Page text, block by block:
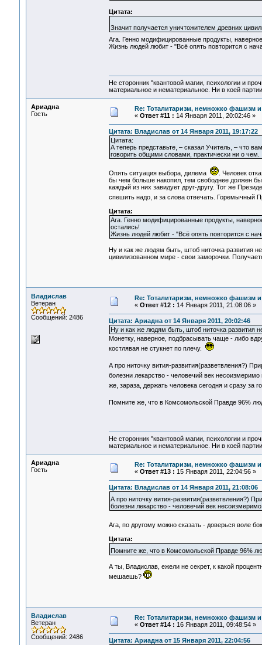
Цитата:
Значит получается уничтожителем древних
Ага. Генно модифицированные продукты,
Жизнь людей любит - "Всё опять повторится с
Не сторонник "квантовой магии, психологии и
материальное и нематериальное. Ни в коей
Ариадна
Гость
Re: Тоталитаризм, немножко фашизм и
« Ответ #11 : 14 Января 2011, 20:02:46 »
Цитата: Владислав от 14 Января 2011, 19:17:22
Цитата:
А теперь представьте, – сказал Учитель, – что
говорить общими словами, практически ни о чем.
Опять ситуация выбора, дилема
. Человек
бы чем больше накопил, тем свободнее должен
каждый из них завидует друг-другу. Тот же
спешить надо, и за слова отвечать. Горемычный
Цитата:
Ага. Генно модифицированные продукты,
остались!
Жизнь людей любит - "Всё опять повторится с
Ну и как же людям быть, штоб ниточка развития
цивилизованном мире - свои заморочки.
Владислав
Ветеран
Сообщений: 2486
Re: Тоталитаризм, немножко фашизм и
« Ответ #12 : 14 Января 2011, 21:08:06 »
Цитата: Ариадна от 14 Января 2011, 20:02:46
Ну и как же людям быть, штоб ниточка развития
Монетку, наверное, подбрасывать чаще - либо
костлявая не стукнет по плечу.
А про ниточку вития-развития(разветвления?)
болезни лекарство - человечий век
же, зараза, держать человека сегодня и сразу за
Помните же, что в Комсомольской Правде 96%
Не сторонник "квантовой магии, психологии и
материальное и нематериальное. Ни в коей
Ариадна
Гость
Re: Тоталитаризм, немножко фашизм и
« Ответ #13 : 15 Января 2011, 22:04:56 »
Цитата: Владислав от 14 Января 2011, 21:08:06
А про ниточку вития-развития(разветвления?)
болезни лекарство - человечий век
Ага, по другому можно сказать - доверься воле
Цитата:
Помните же, что в Комсомольской Правде 96%
А ты, Владислав, ежели не секрет, к какой
мешаешь?
Владислав
Ветеран
Сообщений: 2486
Re: Тоталитаризм, немножко фашизм и
« Ответ #14 : 16 Января 2011, 09:48:54 »
Цитата: Ариадна от 15 Января 2011, 22:04:56